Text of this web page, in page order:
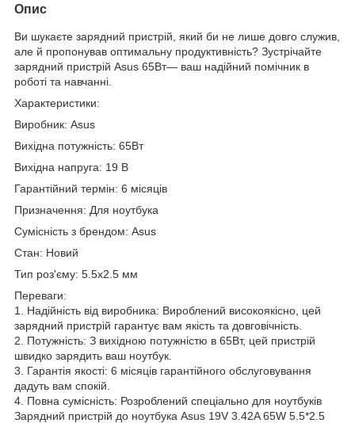
Опис
Ви шукаєте зарядний пристрій, який би не лише довго служив,
але й пропонував оптимальну продуктивність? Зустрічайте
зарядний пристрій Asus 65Вт— ваш надійний помічник в
роботі та навчанні.
Характеристики:
Виробник: Asus
Вихідна потужність: 65Вт
Вихідна напруга: 19 В
Гарантійний термін: 6 місяців
Призначення: Для ноутбука
Сумісність з брендом: Asus
Стан: Новий
Тип роз'єму: 5.5x2.5 мм
Переваги:
1. Надійність від виробника: Вироблений високоякісно, цей
зарядний пристрій гарантує вам якість та довговічність.
2. Потужність: З вихідною потужністю в 65Вт, цей пристрій
швидко зарядить ваш ноутбук.
3. Гарантія якості: 6 місяців гарантійного обслуговування
дадуть вам спокій.
4. Повна сумісність: Розроблений спеціально для ноутбуків
Зарядний пристрій до ноутбука Asus 19V 3.42A 65W 5.5*2.5